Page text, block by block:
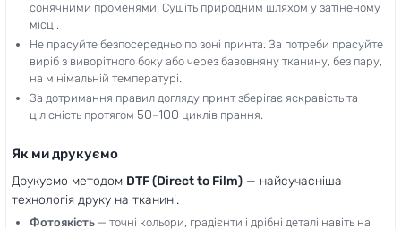
сонячними променями. Сушіть природним шляхом у затіненому
місці.
Не прасуйте безпосередньо по зоні принта. За потреби прасуйте
виріб з виворітного боку або через бавовняну тканину, без пару,
на мінімальній температурі.
За дотримання правил догляду принт зберігає яскравість та
цілісність протягом 50–100 циклів прання.
Як ми друкуємо
Друкуємо методом DTF (Direct to Film) — найсучасніша
технологія друку на тканині.
Фотоякість — точні кольори, градієнти і дрібні деталі навіть на